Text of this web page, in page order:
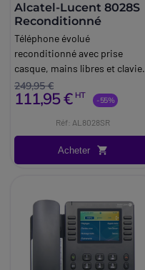
Alcatel-Lucent 8028S
Reconditionné
Téléphone évolué
reconditionné avec prise
casque, mains libres et clavier
AZERTY
249,95 €
111,95 € HT -55%
Réf: AL8028SR
Acheter